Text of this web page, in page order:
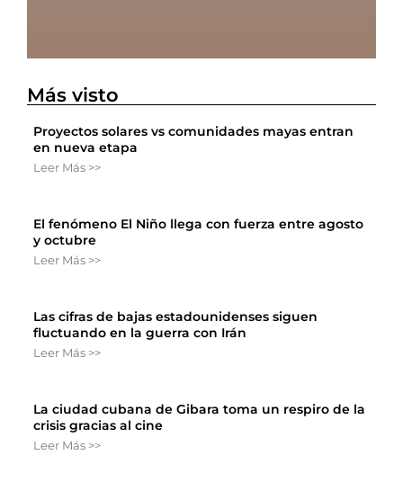
Más visto
Proyectos solares vs comunidades mayas entran
en nueva etapa
Leer Más >>
El fenómeno El Niño llega con fuerza entre agosto
y octubre
Leer Más >>
Las cifras de bajas estadounidenses siguen
fluctuando en la guerra con Irán
Leer Más >>
La ciudad cubana de Gibara toma un respiro de la
crisis gracias al cine
Leer Más >>